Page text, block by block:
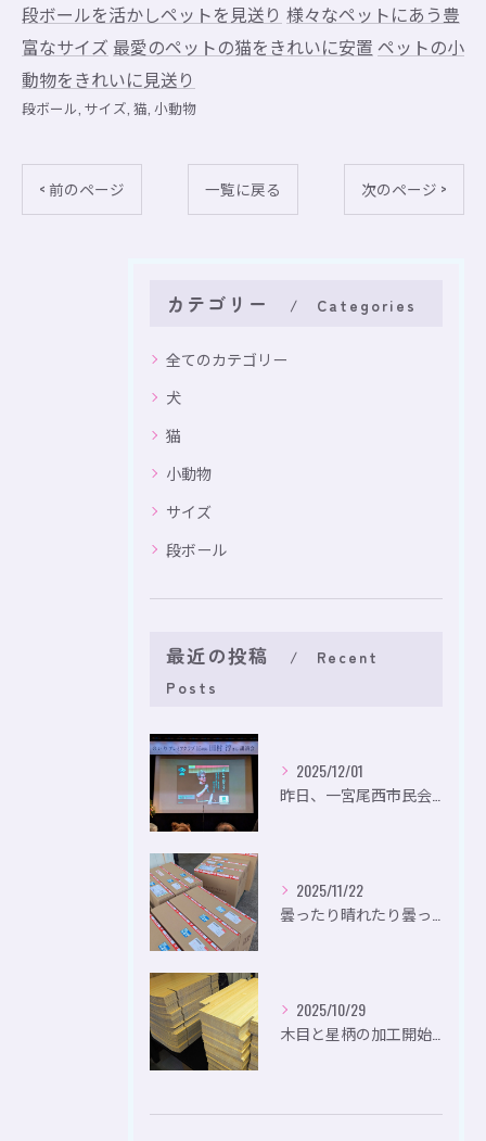
段ボールを活かしペットを見送り 様々なペットにあう豊
富なサイズ 最愛のペットの猫をきれいに安置 ペットの小
動物をきれいに見送り
段ボール サイズ 猫 小動物
< 前のページ 一覧に戻る 次のページ >
カテゴリー Categories
全てのカテゴリー
犬
猫
小動物
サイズ
段ボール
最近の投稿
Recent
Posts
2025/12/01
2025/11/22
2025/10/29